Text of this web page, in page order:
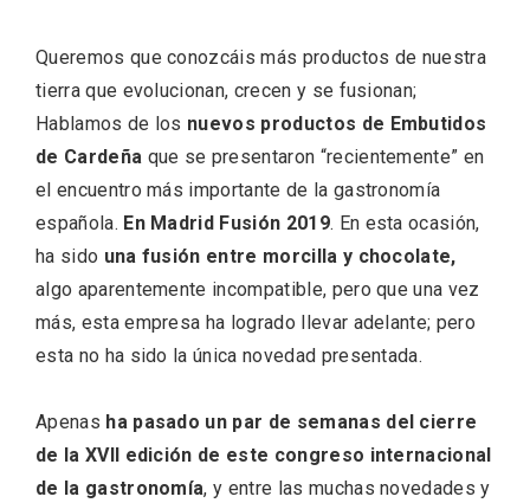
Queremos que conozcáis más productos de nuestra
tierra que evolucionan, crecen y se fusionan;
Hablamos de los nuevos productos de Embutidos
de Cardeña que se presentaron “recientemente” en
el encuentro más importante de la gastronomía
española. En Madrid Fusión 2019. En esta ocasión,
ha sido una fusión entre morcilla y chocolate,
algo aparentemente incompatible, pero que una vez
más, esta empresa ha logrado llevar adelante; pero
esta no ha sido la única novedad presentada.
Apenas ha pasado un par de semanas del cierre
de la XVII edición de este congreso internacional
de la gastronomía, y entre las muchas novedades y
Fiesta de los Fueros 2026 de Sepúlveda
y Feria de Artesanía